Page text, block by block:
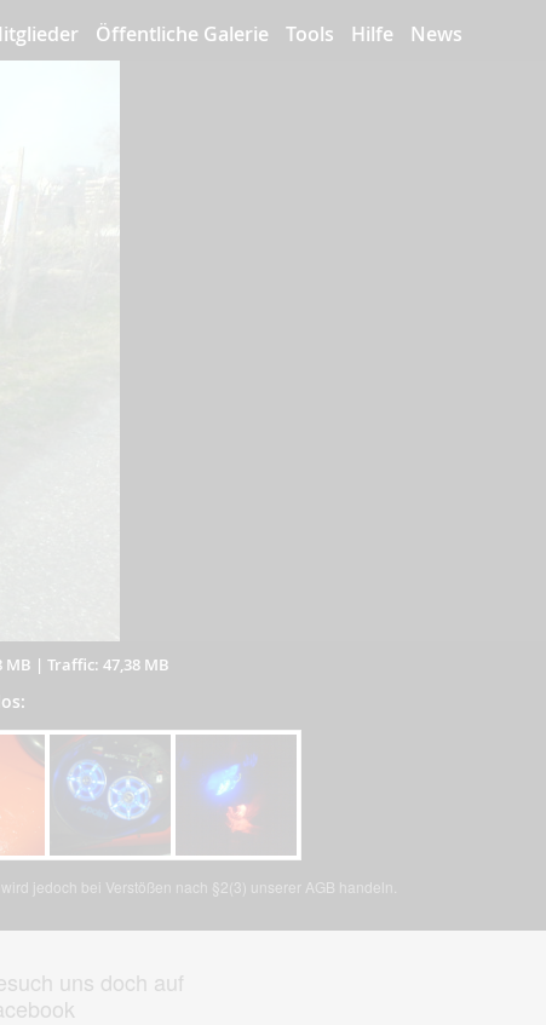
Öffentliche Galerie Tools Hilfe News
MB | Traffic: 47,38 MB
jedoch bei Verstößen nach §2(3) unserer AGB handeln.
uns doch auf